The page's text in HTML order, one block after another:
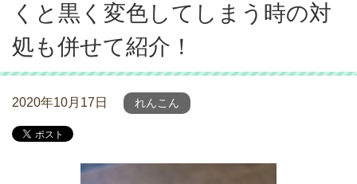
くと黒く変色してしまう時の対
処も併せて紹介！
2020年10月17日 れんこん